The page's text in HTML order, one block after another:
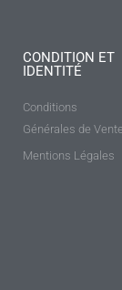
CONDITION ET
IDENTITÉ
Conditions
Générales de Vente
Mentions Légales